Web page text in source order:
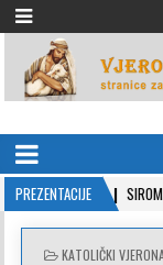
PREZENTACIJE
26 SIROMAŠNI
POSTED
KATOLIČKI